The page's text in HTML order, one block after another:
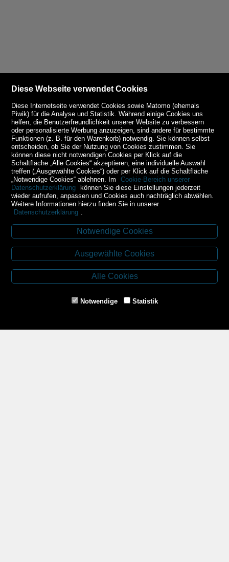
Kontakt
Budweiser Str. 3
3943 Schrems
Tel.: 02853/77239
E-Mail: schrems@spazierer.at
Diese Webseite verwendet Cookies
Diese Internetseite verwendet Cookies sowie Matomo (ehemals
Piwik) für die Analyse und Statistik. Während einige Cookies uns
helfen, die Benutzerfreundlichkeit unserer Website zu verbessern
oder personalisierte Werbung anzuzeigen, sind andere für bestimmte
Funktionen (z. B. für den Warenkorb) notwendig. Sie können selbst
entscheiden, ob Sie der Nutzung von Cookies zustimmen. Sie
können diese nicht notwendigen Cookies per Klick auf die
Schaltfläche „Alle Cookies“ akzeptieren, eine individuelle Auswahl
treffen („Ausgewählte Cookies“) oder per Klick auf die Schaltfläche
„Notwendige Cookies“ ablehnen. Im
Cookie-Bereich unserer
Datenschutzerklärung können Sie diese Einstellungen jederzeit
wieder aufrufen, anpassen und Cookies auch nachträglich abwählen.
Weitere Informationen hierzu finden Sie in unserer
Datenschutzerklärung
Notwendige Cookies
Ausgewählte Cookies
Alle Cookies
Notwendige Statistik